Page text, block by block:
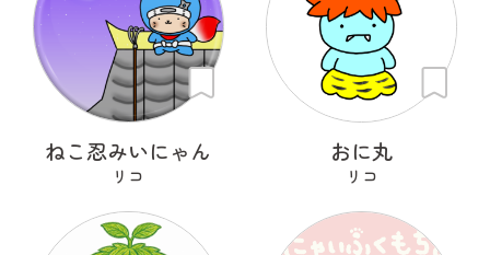
ねこ忍みいにゃん
リコ
おに丸
リコ